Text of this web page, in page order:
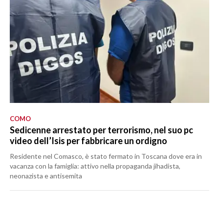
COMO
Sedicenne arrestato per terrorismo, nel suo pc
video dell’Isis per fabbricare un ordigno
Residente nel Comasco, è stato fermato in Toscana dove era in
vacanza con la famiglia: attivo nella propaganda jihadista,
neonazista e antisemita